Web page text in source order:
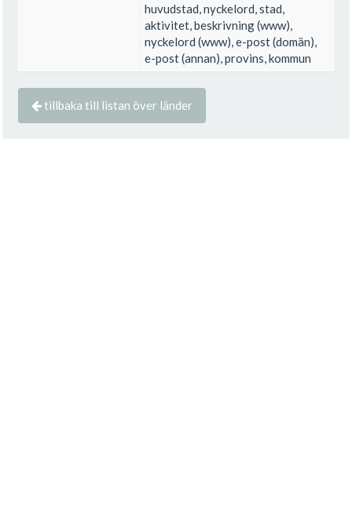
huvudstad, nyckelord, stad,
aktivitet, beskrivning (www),
nyckelord (www), e-post (domän),
e-post (annan), provins, kommun
tillbaka till listan över länder